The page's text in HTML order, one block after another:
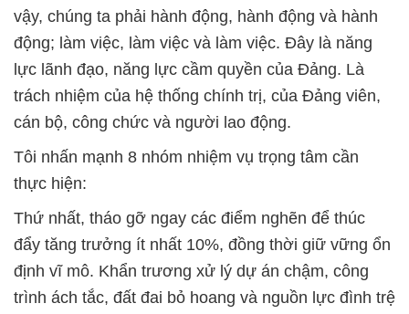
vậy, chúng ta phải hành động, hành động và hành
động; làm việc, làm việc và làm việc. Đây là năng
lực lãnh đạo, năng lực cầm quyền của Đảng. Là
trách nhiệm của hệ thống chính trị, của Đảng viên,
cán bộ, công chức và người lao động.
Tôi nhấn mạnh 8 nhóm nhiệm vụ trọng tâm cần
thực hiện:
Thứ nhất, tháo gỡ ngay các điểm nghẽn để thúc
đẩy tăng trưởng ít nhất 10%, đồng thời giữ vững ổn
định vĩ mô. Khẩn trương xử lý dự án chậm, công
trình ách tắc, đất đai bỏ hoang và nguồn lực đình trệ